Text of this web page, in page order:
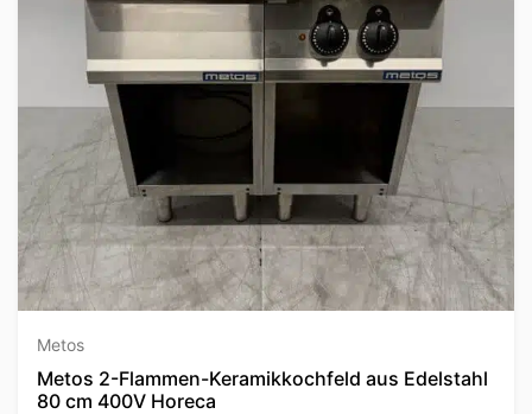
Metos
Metos 2-Flammen-Keramikkochfeld aus Edelstahl
80 cm 400V Horeca